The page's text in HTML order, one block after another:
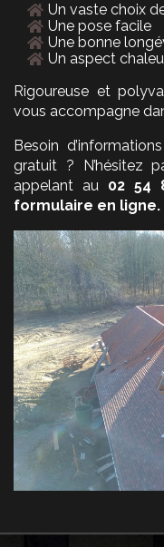
Un vaste choix
Une pose facile
Une bonne
Un aspect
Rigoureuse et
vous accompagne
Besoin
gratuit ? N’hésitez
appelant au 02 54
formulaire en ligne.